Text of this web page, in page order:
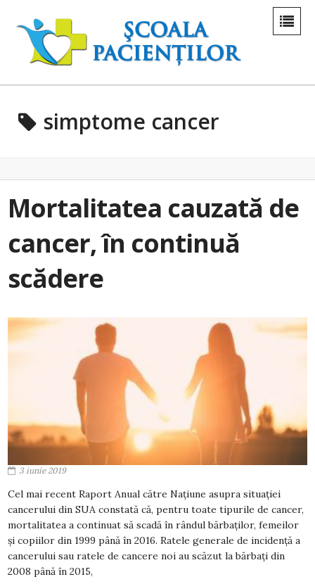
simptome cancer
Mortalitatea cauzată de
cancer, în continuă
scădere
3 iunie 2019
Cel mai recent Raport Anual către Națiune asupra situației
cancerului din SUA constată că, pentru toate tipurile de cancer,
mortalitatea a continuat să scadă în rândul bărbaților, femeilor
și copiilor din 1999 până în 2016. Ratele generale de incidență a
cancerului sau ratele de cancere noi au scăzut la bărbați din
2008 până în 2015,